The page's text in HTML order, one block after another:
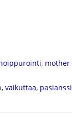
,
, vaikuttaa, pasianssi